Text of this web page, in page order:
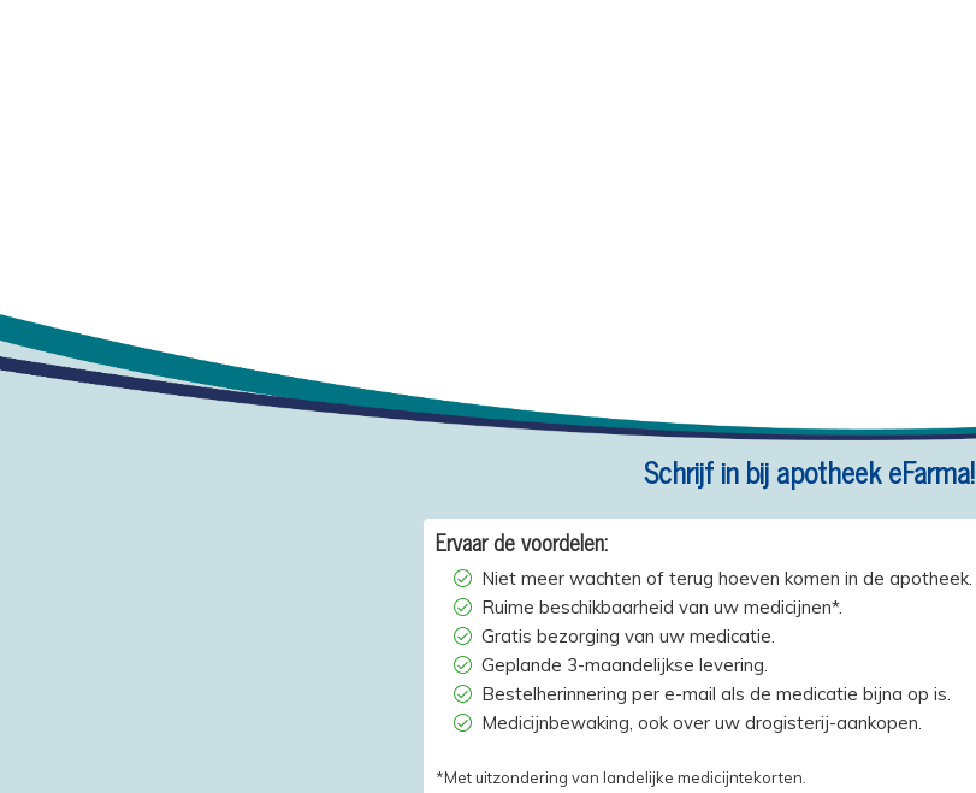
Schrijf in bij apotheek eFarma!
Ervaar de voordelen:
Niet meer wachten of terug hoeven komen in de apotheek.
Ruime beschikbaarheid van uw medicijnen*.
Gratis bezorging van uw medicatie.
Geplande 3-maandelijkse levering.
Bestelherinnering per e-mail als de medicatie bijna op is.
Medicijnbewaking, ook over uw drogisterij-aankopen.
*Met uitzondering van landelijke medicijntekorten.